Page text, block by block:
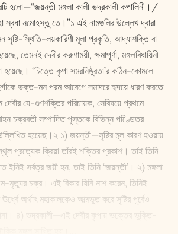
হলো—“জয়ন্তী মঙ্গলা কালী ভদ্রকালী কপালিনী।/
স্বধা নমোঽস্তু তে।”১ এই নামগুলির উল্লেখ দ্বারা
সৃষ্টি-স্থিতি-লয়কারিণী মূলা প্রকৃতি, আদ্যাশক্তি বা
তেমনই দেবীর করুণাময়ী, ‌ক্ষমাপূর্ণা, মঙ্গলবিধায়িনী
‘চিত্তে কৃপা সমরনিষ্ঠুরতা’র কঠিন-কোমলে
ভক্ত-মন পরম আবেগে সমাদরে হৃদয়ে ধারণ করতে
যে-গুণশক্তির পরিচায়ক, সেবিষয়ে প্রথমে
চক্রবর্তী সম্পাদিত পুস্তকে বিভিন্ন পণ্ডিেতর
হয়েেছ।২ ১) জয়ন্তী—সৃষ্টির মূল কারণ হওয়ায়
প্রত্যেক ক্রিয়া তাঁরই শক্তির প্রকাশ। তাই তিনি
ইনিই সর্বত্র জয়ী হন, তাই তিনি ‘জয়ন্তী’। ২) মঙ্গলা
মৃত্যুর চক্র। এই বিকার যিনি নাশ করেন, তিনিই
অর্থাৎ মহাকালকেও আত্মভূত করে সৃষ্টির পূর্বেও